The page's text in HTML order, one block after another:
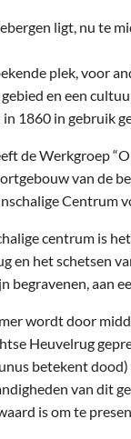
ligt, nu te
plek, voor
en een
1860 in gebruik
de Werkgroep
van de
Centrum
centrum is
en het schetsen
begravenen, aan
wordt door
Heuvelrug
betekent
van dit
is om te